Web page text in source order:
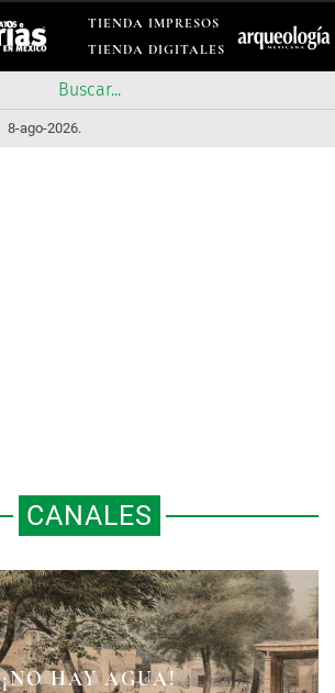
TIENDA IMPRESOS
TIENDA DIGITALES
8-ago-2026.
CANALES
¡NO HAY AGUA!